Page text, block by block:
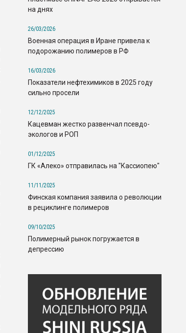
на днях
26/03/2026
Военная операция в Иране привела к
подорожанию полимеров в РФ
16/03/2026
Показатели нефтехимиков в 2025 году
сильно просели
12/12/2025
Кацевман жестко развенчал псевдо-
экологов и РОП
01/12/2025
ГК «Алеко» отправилась на "Кассиопею"
11/11/2025
Финская компания заявила о революции
в рециклинге полимеров
09/10/2025
Полимерный рынок погружается в
депрессию